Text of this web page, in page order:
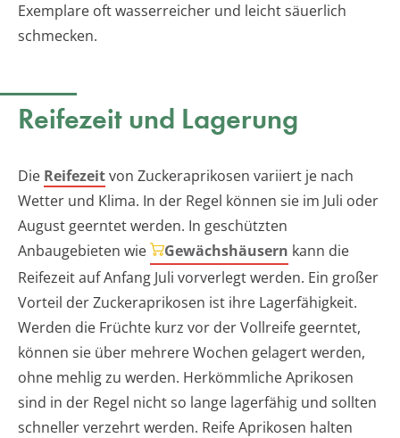
Exemplare oft wasserreicher und leicht säuerlich
schmecken.
Reifezeit und Lagerung
Die Reifezeitvon Zuckeraprikosen variiert je nach
Wetter und Klima. In der Regel können sie im Juli oder
August geerntet werden. In geschützten
Anbaugebieten wie
Gewächshäusern kann die
Reifezeit auf Anfang Juli vorverlegt werden. Ein großer
Vorteil der Zuckeraprikosen ist ihre Lagerfähigkeit.
Werden die Früchte kurz vor der Vollreife geerntet,
können sie über mehrere Wochen gelagert werden,
ohne mehlig zu werden. Herkömmliche Aprikosen
sind in der Regel nicht so lange lagerfähig und sollten
schneller verzehrt werden. Reife Aprikosen halten